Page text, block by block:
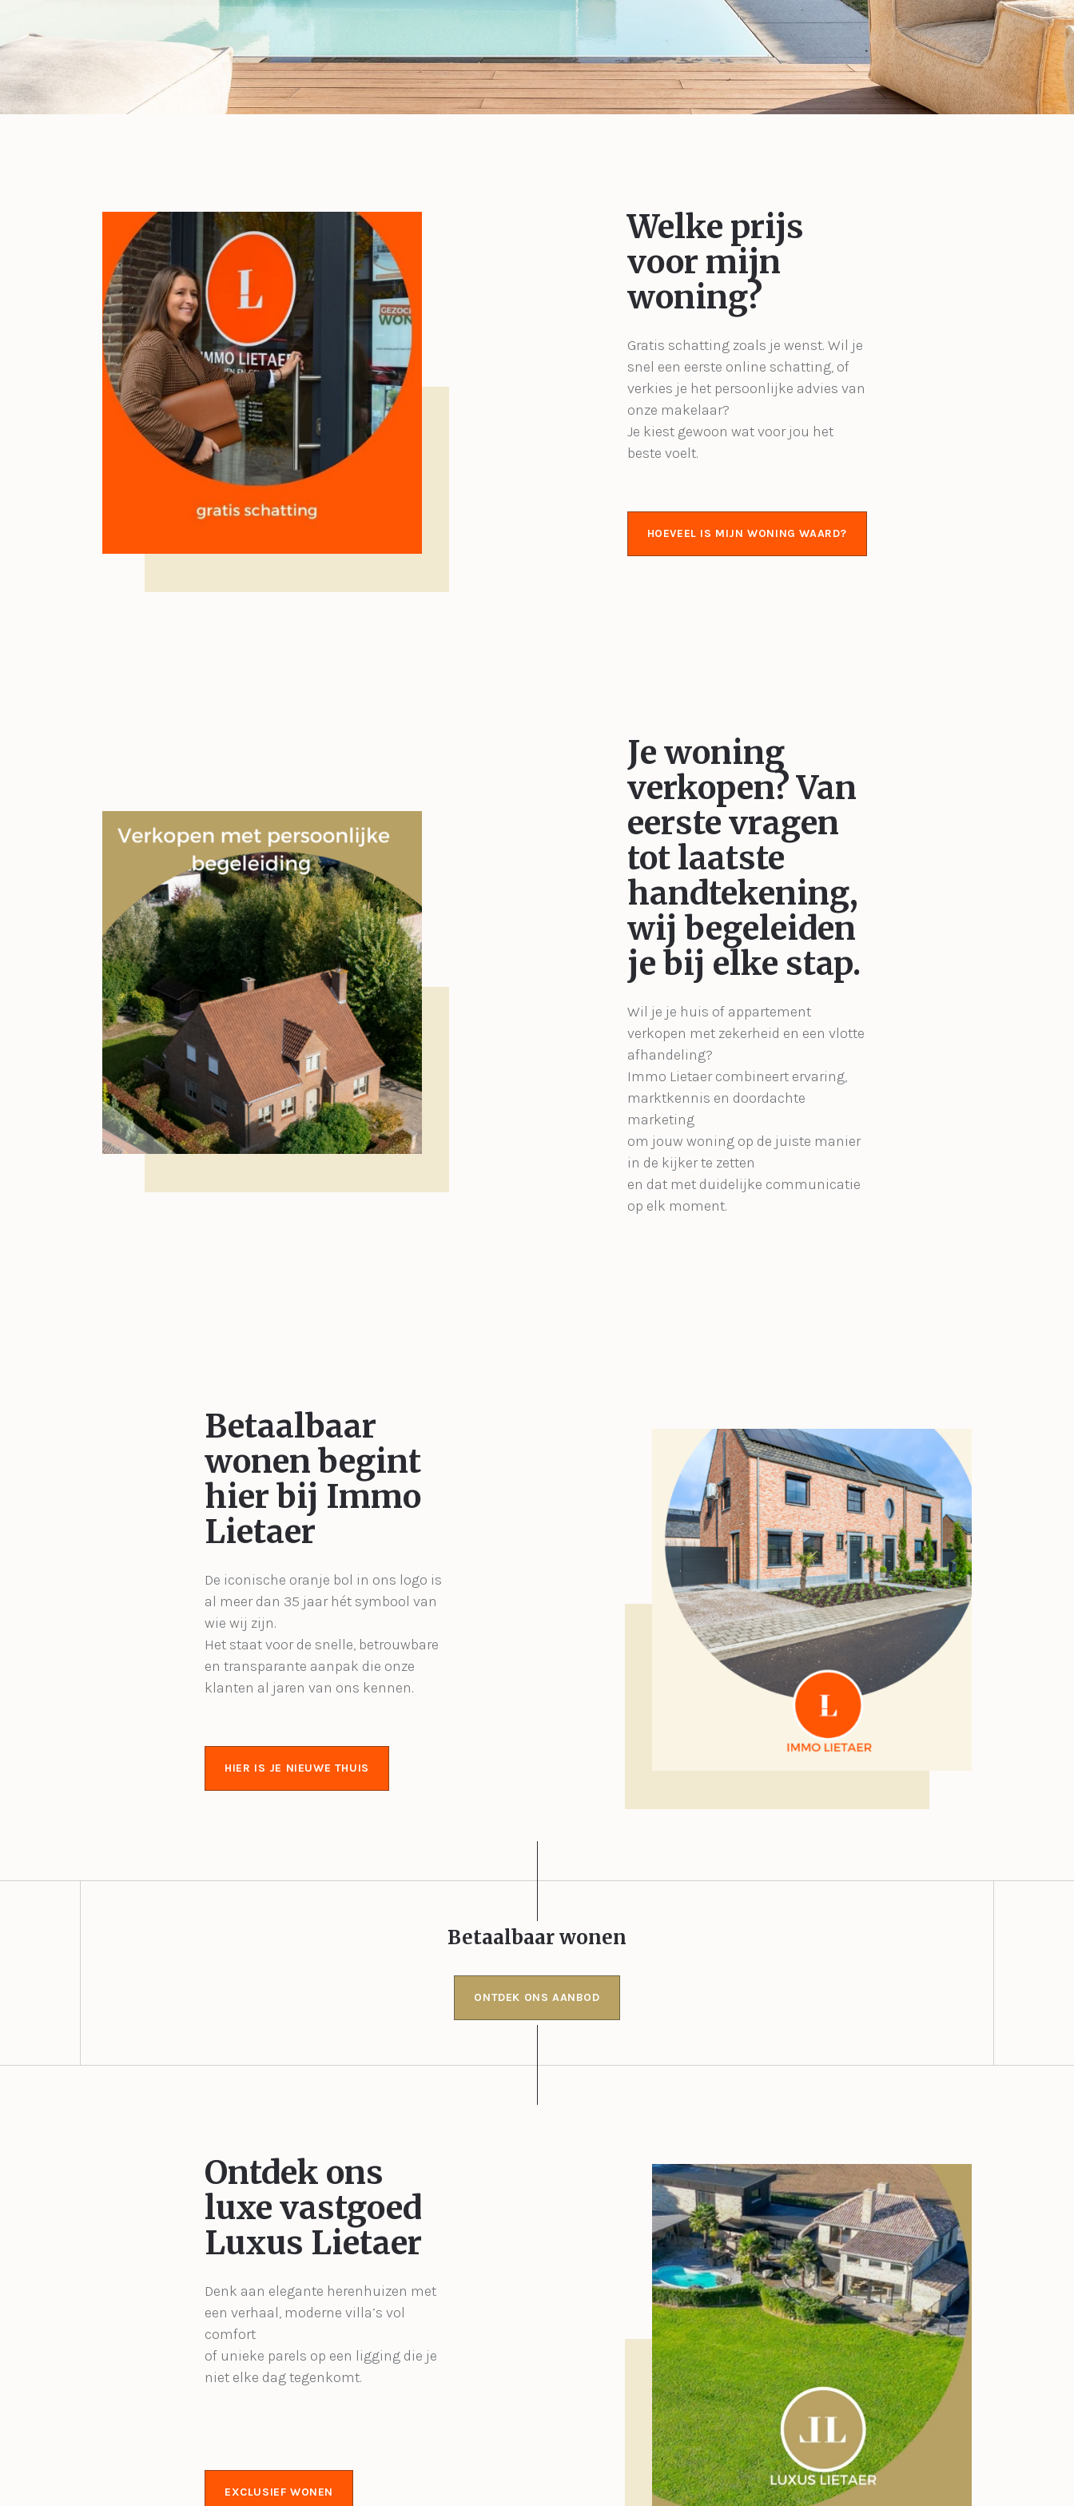
Welke prijs
voor mijn
woning?
Gratis schatting zoals je wenst. Wil je
snel een eerste online schatting, of
verkies je het persoonlijke advies van
onze makelaar?
Je kiest gewoon wat voor jou het
beste voelt.
HOEVEEL IS MIJN WONING WAARD?
Je woning
verkopen?Van
eerste vragen
tot laatste
handtekening,
wij begeleiden
je bij elke stap.
Wil je je huis of appartement
verkopen met zekerheid en een vlotte
afhandeling?
Immo Lietaer combineert ervaring,
marktkennis en doordachte
marketing
om jouw woning op de juiste manier
in de kijker te zetten
en dat met duidelijke communicatie
op elk moment.
Betaalbaar
wonen begint
hier bij Immo
Lietaer
De iconische oranje bol in ons logo is
al meer dan 35 jaar hét symbool van
wie wij zijn.
Het staat voor de snelle, betrouwbare
en transparante aanpak die onze
klanten al jaren van ons kennen.
HIER IS JE NIEUWE THUIS
Betaalbaar wonen
ONTDEK ONS AANBOD
Ontdek ons
luxe vastgoed
Luxus Lietaer
Denk aan elegante herenhuizen met
een verhaal, moderne villa’s vol
comfort
of unieke parels op een ligging die je
niet elke dag tegenkomt.
EXCLUSIEF WONEN